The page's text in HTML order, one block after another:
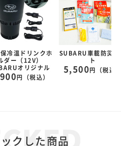
冷温ドリンクホ
ダー（12V）
オリジナル
円（税込）
SUBARU車載防災セ
ト
5,500 円（税込
クした商品